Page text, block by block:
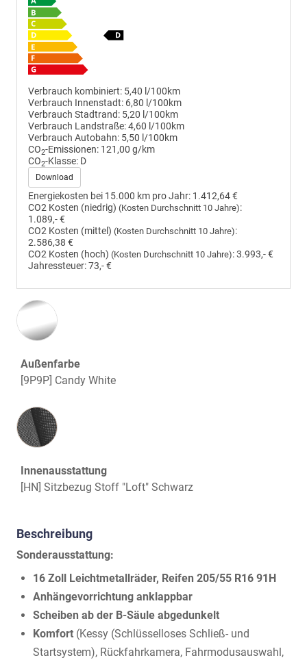
Verbrauch kombiniert: 5,40 l/100km
Verbrauch Innenstadt: 6,80 l/100km
Verbrauch Stadtrand: 5,20 l/100km
Verbrauch Landstraße:4,60 l/100km
Verbrauch Autobahn: 5,50 l/100km
CO2-Emissionen: 121,00 g/km
CO2-Klasse: D
Download
Energiekosten bei 15.000 km pro Jahr: 1.412,64 €
CO2 Kosten (niedrig) (Kosten Durchschnitt 10 Jahre):
1.089,- €
CO2 Kosten (mittel) (Kosten Durchschnitt 10 Jahre):
2.586,38 €
CO2 Kosten (hoch) (Kosten Durchschnitt 10 Jahre):3.993,- €
Jahressteuer:73,- €
Außenfarbe
[9P9P] Candy White
Innenausstattung
Innenausstattung
[HN] Sitzbezug Stoff "Loft" Schwarz
Beschreibung
Sonderausstattung:
16 Zoll Leichtmetallräder, Reifen 205/55 R16 91H
Anhängevorrichtung anklappbar
Scheiben ab der B-Säule abgedunkelt
Komfort (Kessy (Schlüsselloses Schließ- und
Startsystem), Rückfahrkamera, Fahrmodusauswahl,